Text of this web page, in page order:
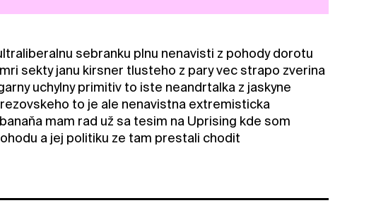
sebranku plnu nenavisti z pohody dorotu
sekty janu kirsner tlusteho z pary vec strapo zverina
uchylny primitiv to iste neandrtalka z jaskyne
to je ale nenavistna extremisticka
mam rad už sa tesim na Uprising kde som
a jej politiku ze tam prestali chodit